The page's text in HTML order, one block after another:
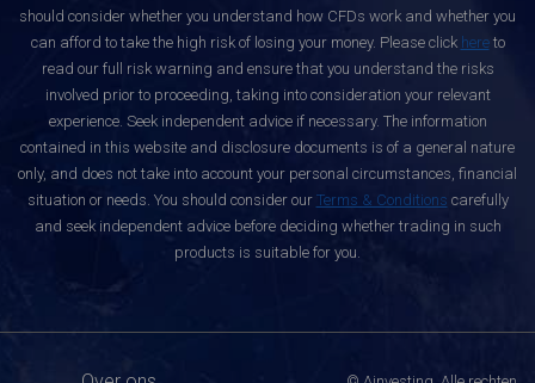
should consider whether you understand how CFDs work and whether you
can afford to take the high risk of losing your money. Please click hereto
read our full risk warning and ensure that you understand the risks
involved prior to proceeding, taking into consideration your relevant
experience. Seek independent advice if necessary. The information
contained in this website and disclosure documents is of a general nature
only, and does not take into account your personal circumstances, financial
situation or needs. You should consider our Terms & Conditions carefully
and seek independent advice before deciding whether trading in such
products is suitable for you.